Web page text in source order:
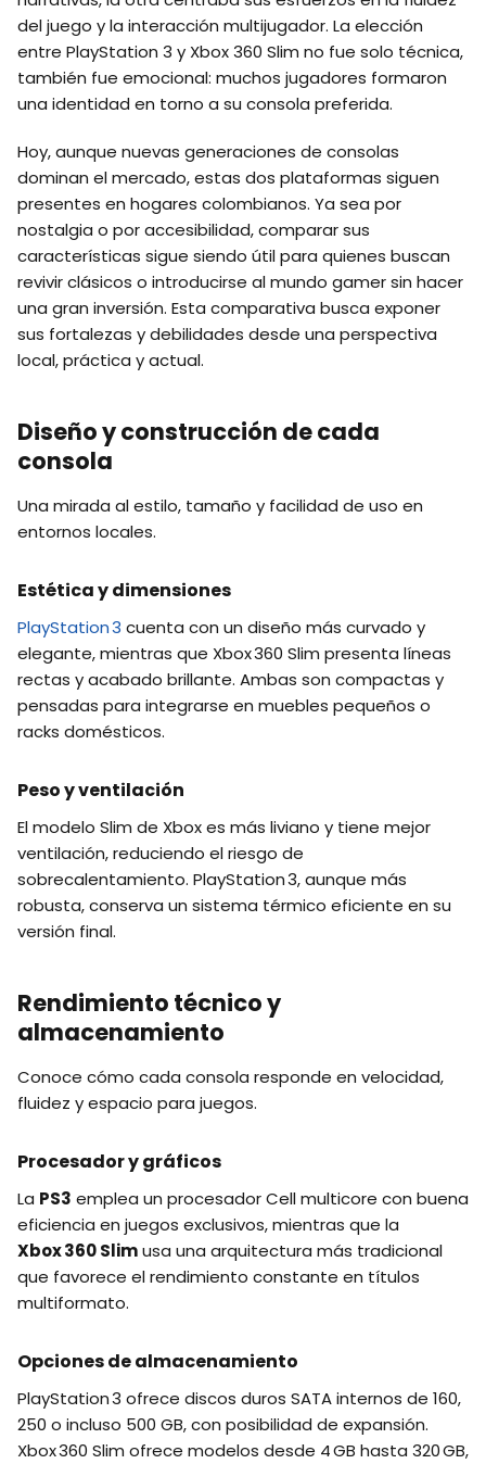
del juego y la interacción multijugador. La elección
entre PlayStation 3 y Xbox 360 Slim no fue solo técnica,
también fue emocional: muchos jugadores formaron
una identidad en torno a su consola preferida.
Hoy, aunque nuevas generaciones de consolas
dominan el mercado, estas dos plataformas siguen
presentes en hogares colombianos. Ya sea por
nostalgia o por accesibilidad, comparar sus
características sigue siendo útil para quienes buscan
revivir clásicos o introducirse al mundo gamer sin hacer
una gran inversión. Esta comparativa busca exponer
sus fortalezas y debilidades desde una perspectiva
local, práctica y actual.
Diseño y construcción de cada
consola
Una mirada al estilo, tamaño y facilidad de uso en
entornos locales.
Estética y dimensiones
PlayStation 3 cuenta con un diseño más curvado y
elegante, mientras que Xbox 360 Slim presenta líneas
rectas y acabado brillante. Ambas son compactas y
pensadas para integrarse en muebles pequeños o
racks domésticos.
Peso y ventilación
El modelo Slim de Xbox es más liviano y tiene mejor
ventilación, reduciendo el riesgo de
sobrecalentamiento. PlayStation 3, aunque más
robusta, conserva un sistema térmico eficiente en su
versión final.
Rendimiento técnico y
almacenamiento
Conoce cómo cada consola responde en velocidad,
fluidez y espacio para juegos.
Procesador y gráficos
La PS3 emplea un procesador Cell multicore con buena
eficiencia en juegos exclusivos, mientras que la
Xbox 360 Slimusa una arquitectura más tradicional
que favorece el rendimiento constante en títulos
multiformato.
Opciones de almacenamiento
PlayStation 3 ofrece discos duros SATA internos de 160,
250 o incluso 500 GB, con posibilidad de expansión.
Xbox 360 Slim ofrece modelos desde 4 GB hasta 320 GB,